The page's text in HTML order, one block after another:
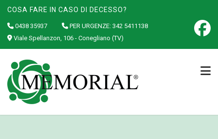
COSA FARE IN CASO DI DECESSO?
0438 35937 PER URGENZE: 342 5411138
Viale Spellanzon, 106 - Conegliano (TV)